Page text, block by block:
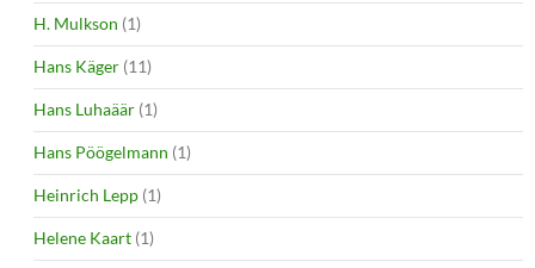
H. Mulkson (1)
Hans Käger (11)
Hans Luhaäär (1)
Hans Pöögelmann (1)
Heinrich Lepp (1)
Helene Kaart (1)